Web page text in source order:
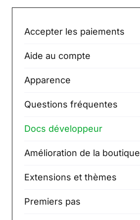
Accepter les paiements
Aide au compte
Apparence
Questions fréquentes
Docs développeur
Amélioration de la boutique
Extensions et thèmes
Premiers pas